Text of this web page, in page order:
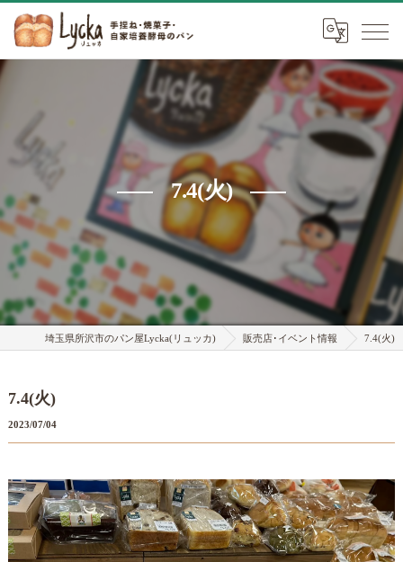
7.4(火)
埼玉県所沢市のパン屋Lycka(リュッカ) 販売店･イベント情報 7.4(火)
7.4(火)
2023/07/04